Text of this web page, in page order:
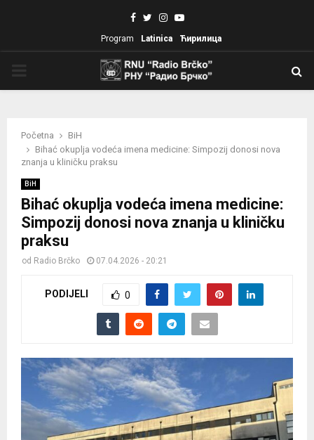
Facebook
TwitterInstagram
Youtube
Program Latinica Ћирилица
Početna
BiH
Bihać okuplja vodeća imena medicine: Simpozij donosi nova
znanja u kliničku praksu
BiH
Bihać okuplja vodeća imena medicine:
Simpozij donosi nova znanja u kliničku
praksu
od Radio Brčko 07.04.2026 - 20:21
PODIJELI 0